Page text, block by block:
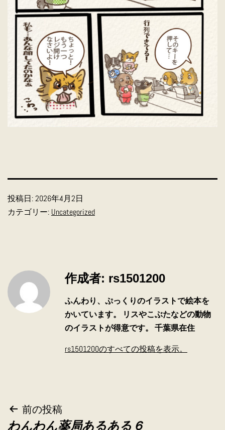
投稿日:2026年4月2日
カテゴリー: Uncategorized
作成者: rs1501200
ふんわり、ぷっくりのイラストで絵本を
かいています。 リスやこぶたなどの動物
のイラストが得意です。 千葉県在住
rs1501200のすべての投稿を表示。
投前の投稿
わんわん薬局あるある６